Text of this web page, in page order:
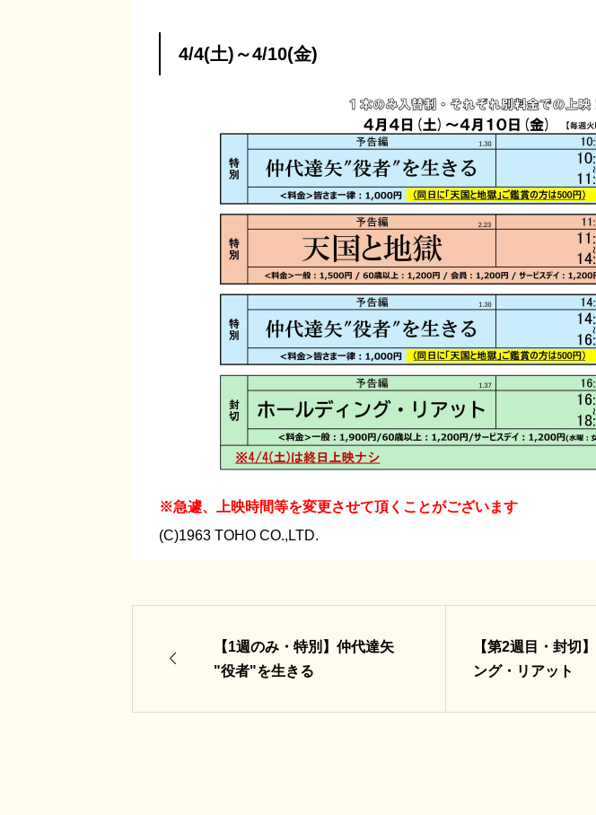
4/4(土)～4/10(金)
※急遽、上映時間等を変更させて頂くことがございます
(C)1963 TOHO CO.,LTD.

【1週のみ・特別】仲代達矢
"役者"を生きる
【第2週目・封切
ング・リアット